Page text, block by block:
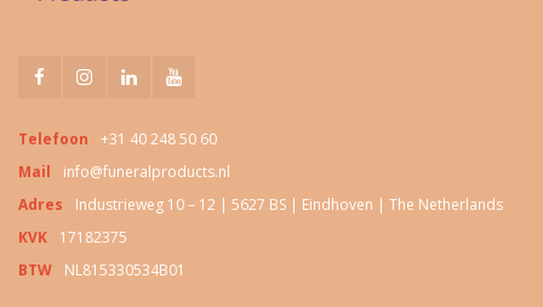
Telefoon
+31 40 248 50 60
Mail
info@funeralproducts.nl
Adres
Industrieweg 10 – 12 | 5627 BS | Eindhoven | The Netherlands
KVK
17182375
BTW
NL815330534B01